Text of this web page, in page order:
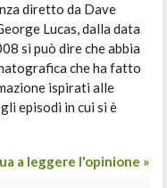
diretto da Dave
Lucas, dalla data
si può dire che abbia
che ha fatto
ispirati alle
episodi in cui si è
a leggere l'opinione »